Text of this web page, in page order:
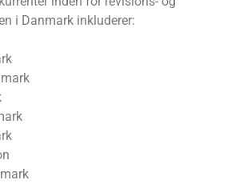
i Danmark inkluderer: